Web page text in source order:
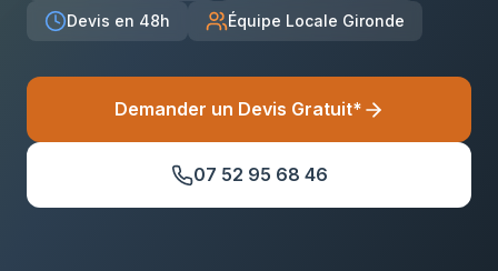
Devis en 48h Équipe Locale Gironde
Demander un Devis Gratuit*
07 52 95 68 46